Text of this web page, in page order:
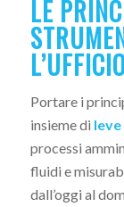
LE
Portare i
insieme di
processi
fluidi e
dall’oggi al